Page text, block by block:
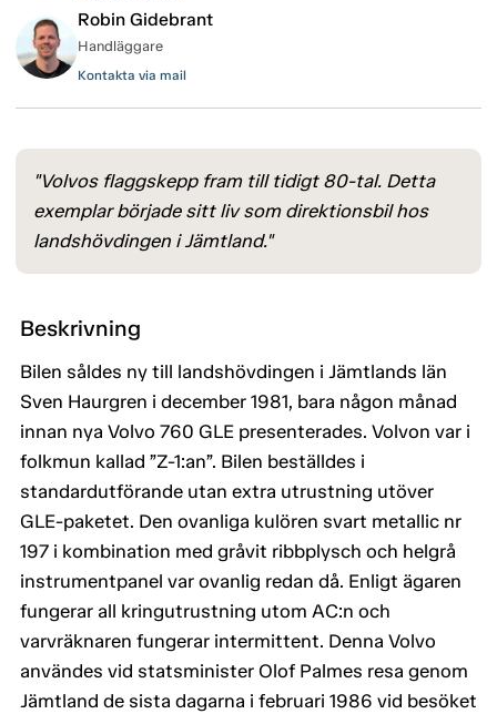
Robin Gidebrant
Handläggare
Kontakta via mail
"Volvos flaggskepp fram till tidigt 80-tal. Detta
exemplar började sitt liv som direktionsbil hos
landshövdingen i Jämtland."
Beskrivning
Bilen såldes ny till landshövdingen i Jämtlands län
Sven Haurgren i december 1981, bara någon månad
innan nya Volvo 760 GLE presenterades. Volvon var i
folkmun kallad ”Z-1:an”. Bilen beställdes i
standardutförande utan extra utrustning utöver
GLE-paketet. Den ovanliga kulören svart metallic nr
197 i kombination med gråvit ribbplysch och helgrå
instrumentpanel var ovanlig redan då. Enligt ägaren
fungerar all kringutrustning utom AC:n och
varvräknaren fungerar intermittent. Denna Volvo
användes vid statsminister Olof Palmes resa genom
Jämtland de sista dagarna i februari 1986 vid besöket